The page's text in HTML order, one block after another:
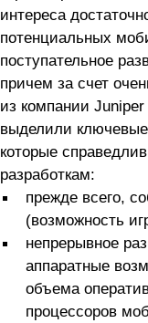
интереса
потенциальных
поступательное
причем за счет
из компании
выделили
которые
разработкам:
прежде всего,
(возможность
непрерывное
аппаратные
объема
процессоров